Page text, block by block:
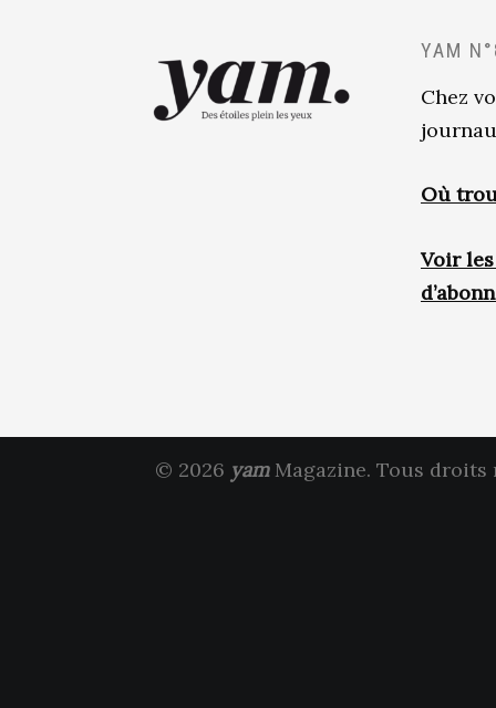
YAM
Chez
Où
Voir
© 2026 yamMagazine. Tous droits